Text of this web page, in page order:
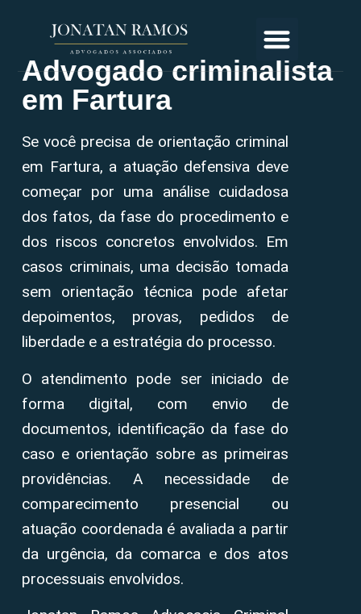
Advogado criminalista
em Fartura
Se você precisa de orientação criminal
em Fartura, a atuação defensiva deve
começar por uma análise cuidadosa
dos fatos, da fase do procedimento e
dos riscos concretos envolvidos. Em
casos criminais, uma decisão tomada
sem orientação técnica pode afetar
depoimentos, provas, pedidos de
liberdade e a estratégia do processo.
O atendimento pode ser iniciado de
forma digital, com envio de
documentos, identificação da fase do
caso e orientação sobre as primeiras
providências. A necessidade de
comparecimento presencial ou
atuação coordenada é avaliada a partir
da urgência, da comarca e dos atos
processuais envolvidos.